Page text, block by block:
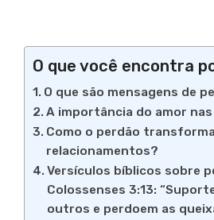
O que você encontra
O que são mensagens de
A importância do amor
Como o perdão transforma
relacionamentos?
Versículos bíblicos sobre
Colossenses 3:13:
outros e perdoem as